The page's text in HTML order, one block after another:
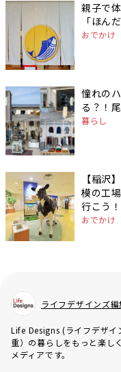
親子で
「ほん
おでかけ
憧れの
る？！
暮らし
【稲沢
模の工
行こう！
おでかけ
ライフデザインズ
Life Designs (ライフデザイ
重）の暮らしをもっと楽し
メディアです。